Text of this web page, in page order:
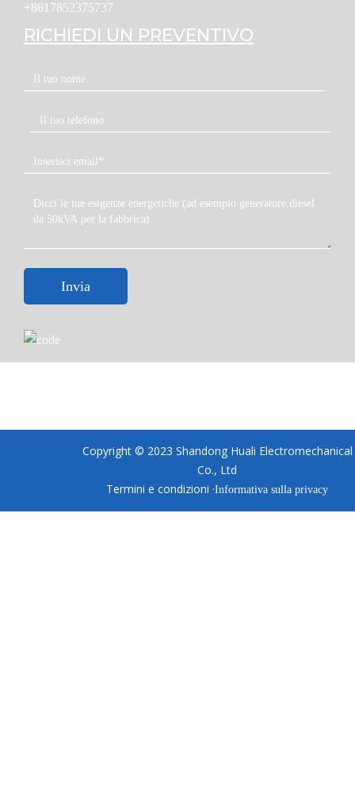
+8617852375737
RICHIEDI UN PREVENTIVO
Invia
Copyright © 2023 Shandong Huali Electromechanical
Co., Ltd
Termini e condizioni ·Informativa sulla privacy